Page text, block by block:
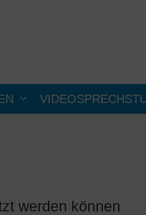
werden können